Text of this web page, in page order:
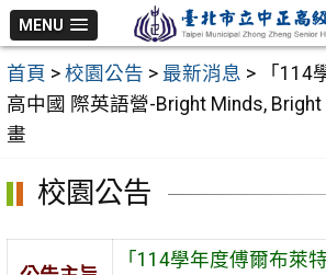
跳
至
主
要
內
MENU
首頁 > 校園公告 > 最新消息 >
「114
高中國 際英語營-Bright Minds,
畫
校園公告
「114學年度傅爾布萊